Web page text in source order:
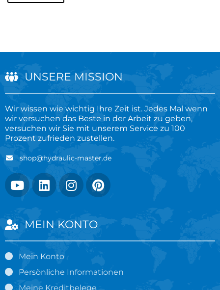
UNSERE MISSION
Wir wissen wie wichtig Ihre Zeit ist. Jedes Mal wenn
wir versuchen das Beste in der Arbeit zu geben,
versuchen wir Sie mit unserem Service zu 100
Prozent zufrieden zustellen.
shop@hydraulic-master.de
MEIN KONTO
Mein Konto
Persönliche Informationen
Meine Kreditbelege